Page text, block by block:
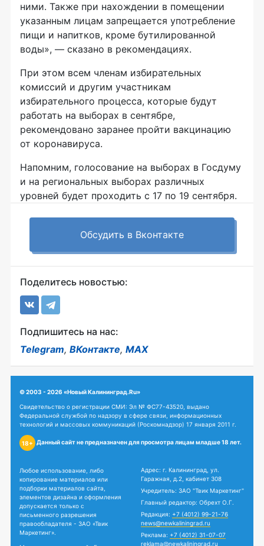
ними. Также при нахождении в помещении
указанным лицам запрещается употребление
пищи и напитков, кроме бутилированной
воды», — сказано в рекомендациях.
При этом всем членам избирательных
комиссий и другим участникам
избирательного процесса, которые будут
работать на выборах в сентябре,
рекомендовано заранее пройти вакцинацию
от коронавируса.
Напомним, голосование на выборах в Госдуму
и на региональных выборах различных
уровней будет проходить с 17 по 19 сентября.
Обсудить в Вконтакте
Поделитесь новостью:
Подпишитесь на нас:
Telegram, ВКонтакте, MAX
© 2003 - 2026 «Новый Калининград.Ru»
Свидетельство о регистрации СМИ: Эл № ФС77-43520, выдано
Федеральной службой по надзору в сфере связи, информационных
технологий и массовых коммуникаций (Роскомнадзор) 17 января 2011 г.
18+ Данный сайт не предназначен для просмотра лицам младше 18 лет.
Любое использование, либо
копирование материалов или
подборки материалов сайта,
элементов дизайна и оформления
допускается только с
письменного разрешения
правообладателя - ЗАО «Твик
Маркетинг».
Адрес: г. Калининград, ул.
Гаражная, д.2, кабинет 308
Учредитель: ЗАО "Твик Маркетинг"
Главный редактор: Обрехт О.Г.
Редакция: +7 (4012) 99-21-76
news@newkaliningrad.ru
Реклама: +7 (4012) 31-07-07
reklama@newkaliningrad.ru